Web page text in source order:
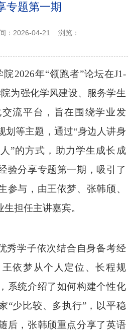
专题第一期
：2026-04-21 浏览：
院2026年“领跑者”论坛在J1-
为强化学风建设、服务学生
流平台，旨在围绕学业发
划等主题，通过“身边人讲身
”的方式，助力学生成长成
验分享专题第一期，吸引了
参与，由王依梦、张韩颀、
担任主讲嘉宾。
秀学子依次结合自身备考经
依梦从个人定位、长程规
系统介绍了如何构建个性化
“少比较、多执行”，以平稳
后，张韩颀重点分享了英语